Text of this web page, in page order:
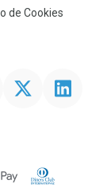
de Cookies
Twitter Linkedin
Pay
Diners Club